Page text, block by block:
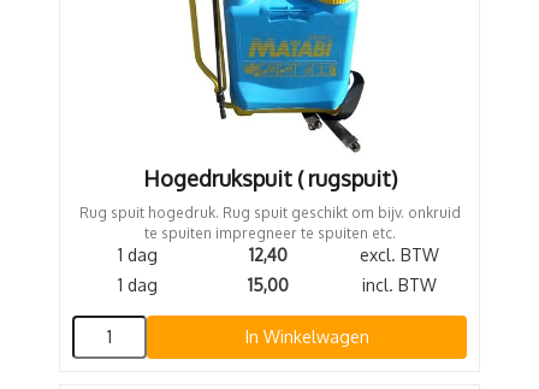
Hogedrukspuit ( rugspuit)
Rug spuit hogedruk. Rug spuit geschikt om bijv. onkruid
te spuiten impregneer te spuiten etc.
1 dag 12,40
excl. BTW
1 dag
15,00 incl. BTW
In Winkelwagen